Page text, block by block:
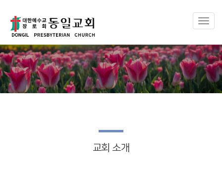
교회 소개